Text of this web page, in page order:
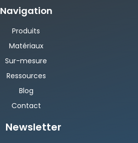
Navigation
Produits
Matériaux
Sur-mesure
Ressources
Blog
Contact
Newsletter